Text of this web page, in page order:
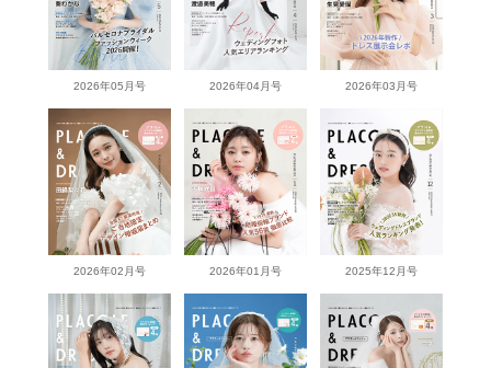
2026年05月号 2026年04月号 2026年03月号
2026年02月号 2026年01月号 2025年12月号